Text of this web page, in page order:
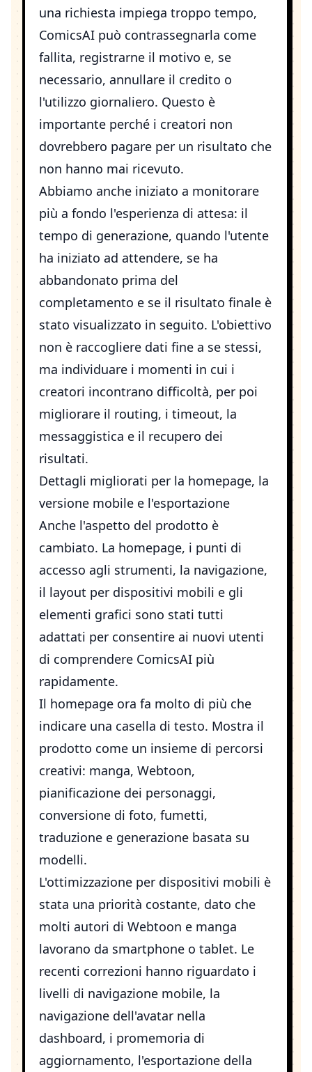
una richiesta impiega troppo tempo,
ComicsAI può contrassegnarla come
fallita, registrarne il motivo e, se
necessario, annullare il credito o
l'utilizzo giornaliero. Questo è
importante perché i creatori non
dovrebbero pagare per un risultato che
non hanno mai ricevuto.
Abbiamo anche iniziato a monitorare
più a fondo l'esperienza di attesa: il
tempo di generazione, quando l'utente
ha iniziato ad attendere, se ha
abbandonato prima del
completamento e se il risultato finale è
stato visualizzato in seguito. L'obiettivo
non è raccogliere dati fine a se stessi,
ma individuare i momenti in cui i
creatori incontrano difficoltà, per poi
migliorare il routing, i timeout, la
messaggistica e il recupero dei
risultati.
Dettagli migliorati per la homepage, la
versione mobile e l'esportazione
Anche l'aspetto del prodotto è
cambiato. La homepage, i punti di
accesso agli strumenti, la navigazione,
il layout per dispositivi mobili e gli
elementi grafici sono stati tutti
adattati per consentire ai nuovi utenti
di comprendere ComicsAI più
rapidamente.
Il homepage ora fa molto di più che
indicare una casella di testo. Mostra il
prodotto come un insieme di percorsi
creativi: manga, Webtoon,
pianificazione dei personaggi,
conversione di foto, fumetti,
traduzione e generazione basata su
modelli.
L'ottimizzazione per dispositivi mobili è
stata una priorità costante, dato che
molti autori di Webtoon e manga
lavorano da smartphone o tablet. Le
recenti correzioni hanno riguardato i
livelli di navigazione mobile, la
navigazione dell'avatar nella
dashboard, i promemoria di
aggiornamento, l'esportazione della